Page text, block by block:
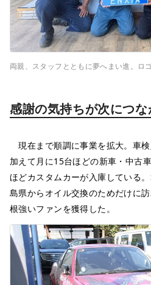
両親、スタッフとともに夢へまい進。ロ
感謝の気持ちが次につな
現在まで順調に事業を拡大。車検
加えて月に15台ほどの新車・中古
ほどカスタムカーが入庫している
島県からオイル交換のためだけに
根強いファンを獲得した。